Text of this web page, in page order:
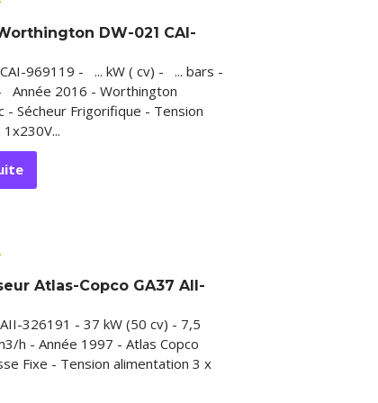
DW-021 CAI-
969119 - ... kW ( cv) - ... bars -
Année 2016 - Worthington
- Sécheur Frigorifique - Tension
Atlas-Copco GA37 AII-
326191 - 37 kW (50 cv) - 7,5
h - Année 1997 - Atlas Copco
Fixe - Tension alimentation 3 x